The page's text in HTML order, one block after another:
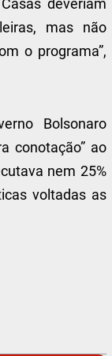
deveriam
mas não
o programa”,
Bolsonaro
conotação” ao
nem 25%
voltadas as